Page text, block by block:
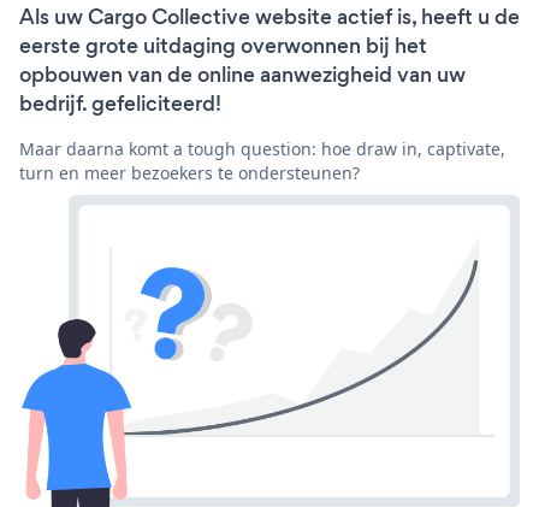
Als uw Cargo Collective website actief is, heeft u de
eerste grote uitdaging overwonnen bij het
opbouwen van de online aanwezigheid van uw
bedrijf. gefeliciteerd!
Maar daarna komt a tough question: hoe draw in, captivate,
turn en meer bezoekers te ondersteunen?